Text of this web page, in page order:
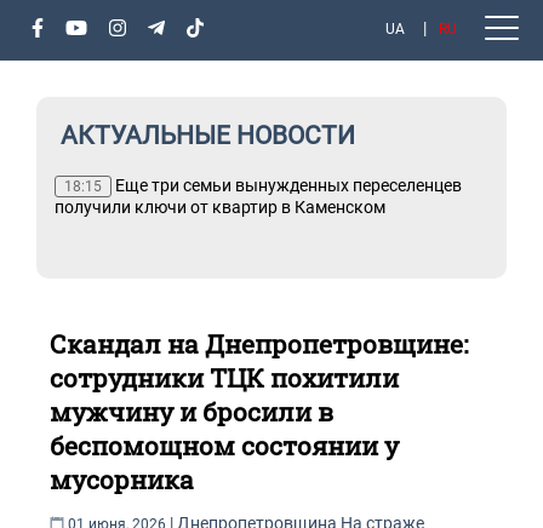
UA RU
АКТУАЛЬНЫЕ НОВОСТИ
18:15
Еще три семьи вынужденных переселенцев
получили ключи от квартир в Каменском
Скандал на Днепропетровщине:
сотрудники ТЦК похитили
мужчину и бросили в
беспомощном состоянии у
мусорника
01 июня, 2026 | Днепропетровщина На страже